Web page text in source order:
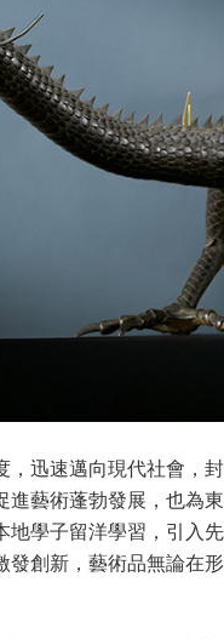
，迅速邁向現代社會，
藝術蓬勃發展，也為
地學子留洋學習，引入
創新，藝術品無論在